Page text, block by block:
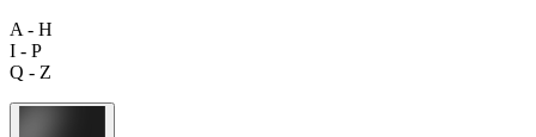
A - H
I - P
Q - Z